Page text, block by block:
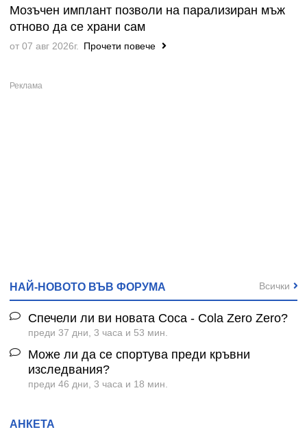
Мозъчен имплант позволи на парализиран мъж
отново да се храни сам
от 07 авг 2026г. Прочети повече
НАЙ-НОВОТО ВЪВ ФОРУМА
Спечели ли ви новата Coca - Cola Zero Zero?
преди 37 дни, 3 часа и 53 мин.
Може ли да се спортува преди кръвни
изследвания?
преди 46 дни, 3 часа и 18 мин.
Всички
АНКЕТА